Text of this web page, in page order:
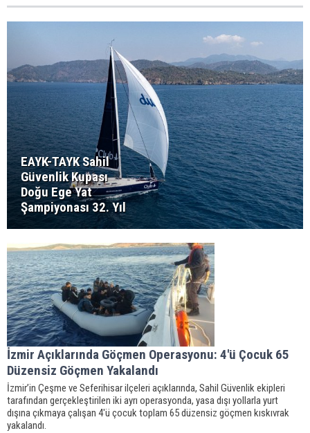
EAYK-TAYK Sahil
Güvenlik Kupası
Doğu Ege Yat
Şampiyonası 32. Yıl
İzmir Açıklarında Göçmen Operasyonu: 4'ü Çocuk 65
Düzensiz Göçmen Yakalandı
İzmir’in Çeşme ve Seferihisar ilçeleri açıklarında, Sahil Güvenlik ekipleri
tarafından gerçekleştirilen iki ayrı operasyonda, yasa dışı yollarla yurt
dışına çıkmaya çalışan 4'ü çocuk toplam 65 düzensiz göçmen kıskıvrak
yakalandı.